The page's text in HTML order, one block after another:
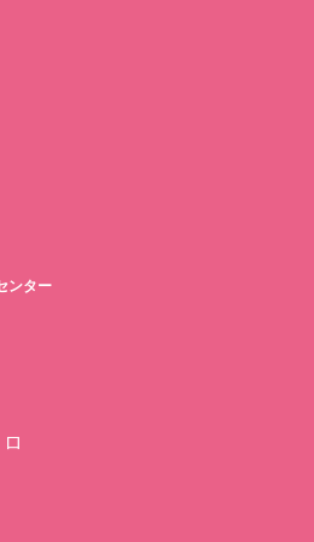
ンター